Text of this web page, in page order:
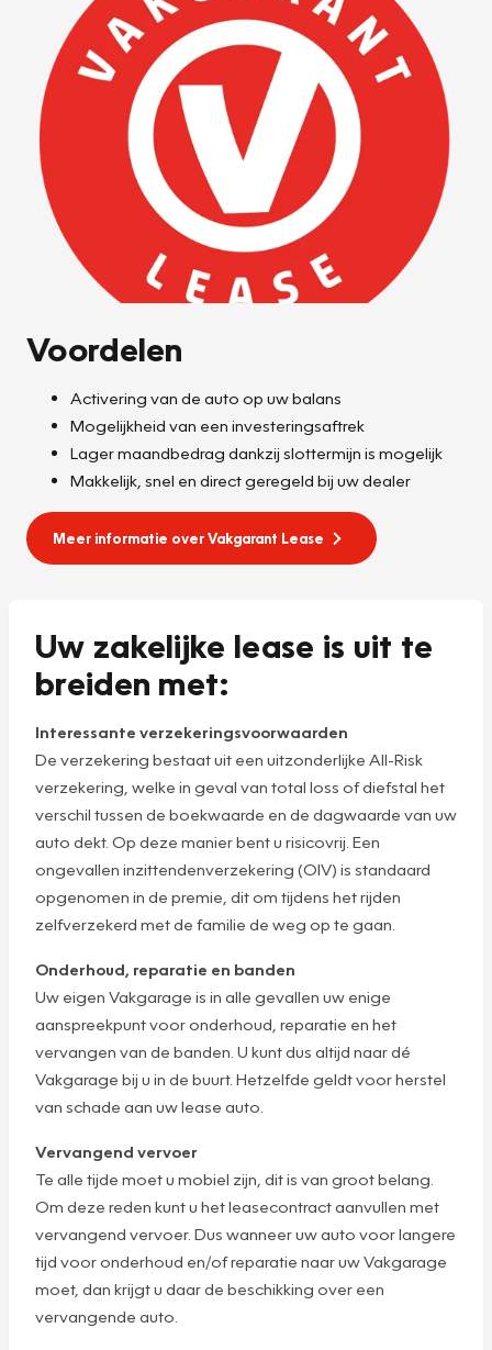
Voordelen
Activering van de auto op uw balans
Mogelijkheid van een investeringsaftrek
Lager maandbedrag dankzij slottermijn is mogelijk
Makkelijk, snel en direct geregeld bij uw dealer
Meer informatie over Vakgarant Lease
Uw zakelijke lease is uit te
breiden met:
Interessante verzekeringsvoorwaarden
De verzekering bestaat uit een uitzonderlijke All-Risk
verzekering, welke in geval van total loss of diefstal het
verschil tussen de boekwaarde en de dagwaarde van uw
auto dekt. Op deze manier bent u risicovrij. Een
ongevallen inzittendenverzekering (OIV) is standaard
opgenomen in de premie, dit om tijdens het rijden
zelfverzekerd met de familie de weg op te gaan.
Onderhoud, reparatie en banden
Uw eigen Vakgarage is in alle gevallen uw enige
aanspreekpunt voor onderhoud, reparatie en het
vervangen van de banden. U kunt dus altijd naar dé
Vakgarage bij u in de buurt. Hetzelfde geldt voor herstel
van schade aan uw lease auto.
Vervangend vervoer
Te alle tijde moet u mobiel zijn, dit is van groot belang.
Om deze reden kunt u het leasecontract aanvullen met
vervangend vervoer. Dus wanneer uw auto voor langere
tijd voor onderhoud en/of reparatie naar uw Vakgarage
moet, dan krijgt u daar de beschikking over een
vervangende auto.